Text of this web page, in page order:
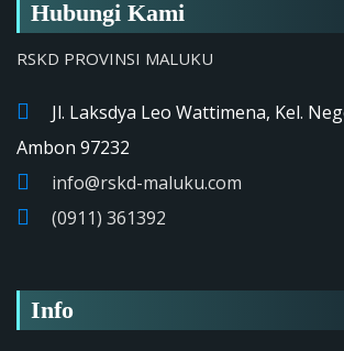
Hubungi Kami
RSKD PROVINSI MALUKU
Jl. Laksdya Leo Wattimena, Kel.
Ambon 97232
info@rskd-maluku.com
(0911) 361392
Info